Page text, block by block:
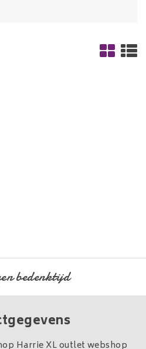
bedenktijd
Harrie XL outlet webshop